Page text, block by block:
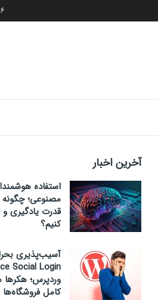
16 مرداد
آخرین اخبار
استفاده
مصنوعی؛
قدرت یادگیری
کنیم؟
آسیب‌پذیری
Social Login
وردپرس؛ هکرها
کامل